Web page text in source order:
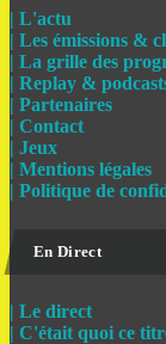
| L'actu
| Les émissions &
| La grille des
| Replay &
| Partenaires
| Contact
| Jeux
| Mentions légales
| Politique de
En Direct
| Le direct
| C'était quoi ce